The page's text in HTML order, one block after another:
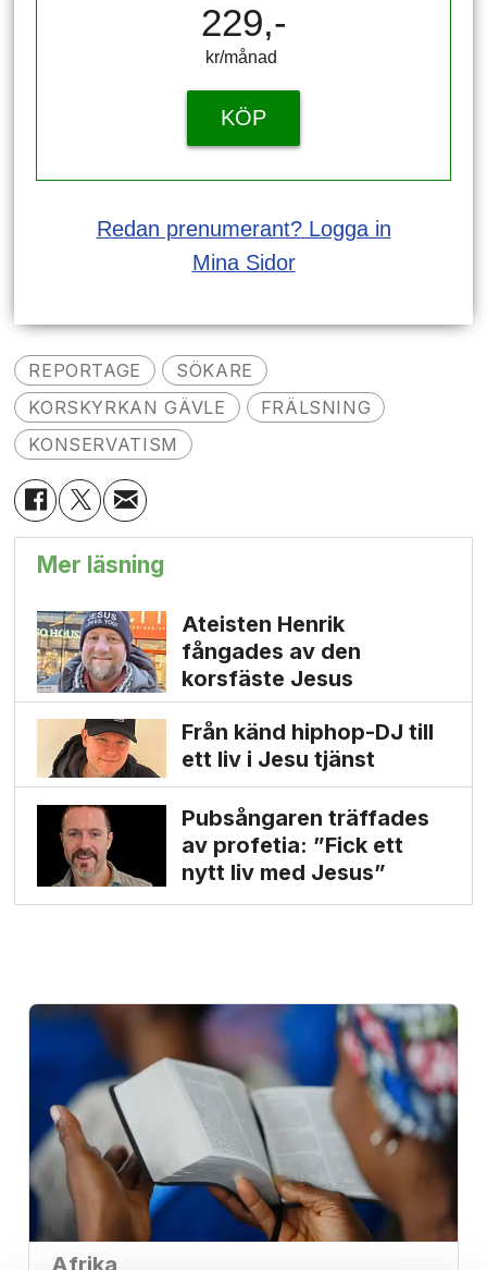
229,-
kr/månad ​​​​​​
KÖP
Redan prenumerant? Logga in
Mina Sidor
REPORTAGE
SÖKARE
KORSKYRKAN GÄVLE
FRÄLSNING
KONSERVATISM
Mer läsning
Ateisten Henrik
fångades av den
korsfäste Jesus
Från känd hiphop-DJ till
ett liv i Jesu tjänst
Pubsångaren träffades
av profetia: ”Fick ett
nytt liv med Jesus”
Afrika